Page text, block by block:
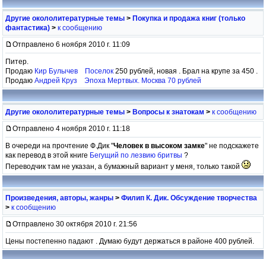
Другие окололитературные темы > Покупка и продажа книг (только
фантастика) > к сообщению
Отправлено 6 ноября 2010 г. 11:09
Питер.
Продаю Кир Булычев Поселок 250 рублей, новая . Брал на крупе за 450 .
Продаю Андрей Круз Эпоха Мертвых. Москва 70 рублей
Другие окололитературные темы > Вопросы к знатокам > к сообщению
Отправлено 4 ноября 2010 г. 11:18
В очереди на прочтение Ф.Дик "Человек в высоком замке" не подскажете
как перевод в этой книге Бегущий по лезвию бритвы ?
Переводчик там не указан, а бумажный вариант у меня, только такой
Произведения, авторы, жанры > Филип К. Дик. Обсуждение творчества
> к сообщению
Отправлено 30 октября 2010 г. 21:56
Цены постепенно падают . Думаю будут держаться в районе 400 рублей.